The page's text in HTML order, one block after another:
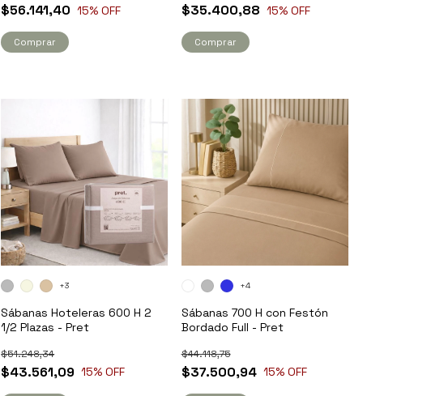
$56.141,40 15% OFF
Comprar
$35.400,88 15% OFF
Comprar
Sábanas Hoteleras 600 H 2
1/2 Plazas - Pret
$43.561,09
$51.248,34
15% OFF
+3
Sábanas 700 H con Festón
Bordado Full - Pret
$37.500,94
$44.118,75
15% OFF
+4